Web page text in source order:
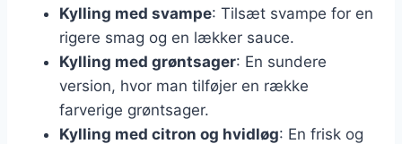
Kylling med svampe: Tilsæt svampe for en
rigere smag og en lækker sauce.
Kylling med grøntsager: En sundere
version, hvor man tilføjer en række
farverige grøntsager.
Kylling med citron og hvidløg: En frisk og